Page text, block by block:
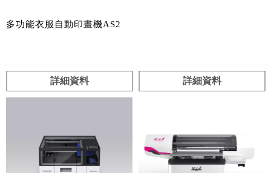
多功能衣服自動印畫機AS2
詳細資料 詳細資料